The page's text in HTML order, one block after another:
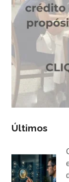
Últimos